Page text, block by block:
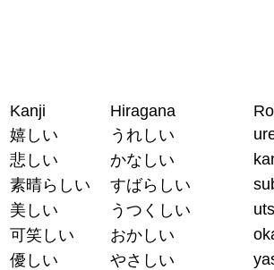
Kanji Hiragana
嬉しい
うれしい
悲しい
かなしい
素晴らしい
すばらしい
美しい
うつくしい
可笑しい
おかしい
優しい
やさしい